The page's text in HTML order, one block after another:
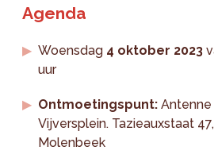
Agenda
Woensdag 4 oktober 2023
uur
Ontmoetingspunt:
Vijversplein. Tazieauxstaat
Molenbeek